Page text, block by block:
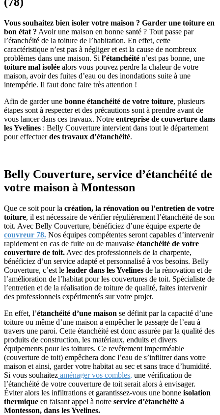
Vous souhaitez bien isoler votre maison ? Garder une toiture en
bon état ? Avoir une maison en bonne santé ? Tout passe par
l’étanchéité de la toiture de l’habitation. En effet, cette
caractéristique n’est pas à négliger et est la cause de nombreux
problèmes dans une maison. Si l’étanchéité n’est pas bonne, une
toiture mal isolée alors vous pouvez perdre la chaleur de votre
maison, avoir des fuites d’eau ou des inondations suite à une
intempérie. Il faut donc faire très attention !
Afin de garder une bonne étanchéité de votre toiture, plusieurs
étapes sont à respecter et des précautions sont à prendre avant de
vous lancer dans ces travaux. Notre entreprise de couverture dans
les Yvelines : Belly Couverture intervient dans tout le département
pour effectuerdes travaux d’étanchéité.
Belly Couverture, service d’étanchéité de
votre maison à Montesson
Que ce soit pour la création, la rénovation ou l’entretien de votre
toiture, il est nécessaire de vérifier régulièrement l’étanchéité de son
toit. Avec Belly Couverture, bénéficiez d’une équipe experte de
couvreur 78. Nos équipes compétentes seront capables d’intervenir
rapidement en cas de fuite ou de mauvaise étanchéité de votre
couverture de toit. Avec des professionnels de la charpente,
bénéficiez d’un service adapté et personnalisé à vos besoins. Belly
Couverture, c’est le leader dans les Yvelines de la rénovation et de
l’amélioration de l’habitat pour les couvertures de toit. Spécialiste de
l’entretien et de la réalisation de toiture de qualité, faites intervenir
des professionnels expérimentés sur votre projet.
En effet, l’étanchéité d’une maison se définit par la capacité d’une
toiture ou même d’une maison a empêcher le passage de l’eau à
travers une paroi. Cette étanchéité est donc assurée par la qualité des
produits de construction, les matériaux, enduits et divers
équipements pour les toitures. Ce revêtement imperméable
(couverture de toit) empêchera donc l’eau de s’infiltrer dans votre
maison et ainsi, garder votre habitat au sec et sans trace d’humidité.
Si vous souhaitez aménager vos combles, une vérification de
l’étanchéité de votre couverture de toit serait alors à envisager.
Éviter alors les infiltrations et garantissez-vous une bonne isolation
thermique en faisant appel à notre service d’étanchéité à
Montesson, dans les Yvelines.